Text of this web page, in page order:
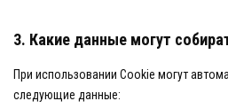
3. Какие данные могут
При использовании Cookie могут
следующие данные: